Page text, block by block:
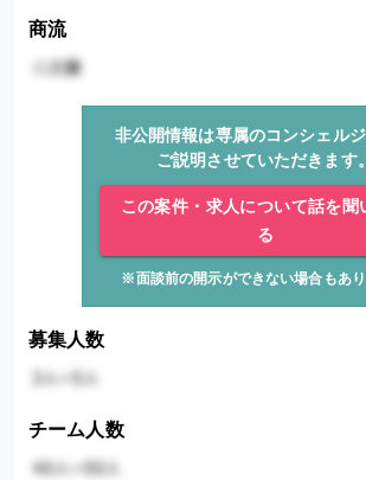
商流
非公開情報は専属のコンシェル
ご説明させていただきます。
この案件・求人について話を聞
る
※面談前の開示ができない場合もあり
募集人数
チーム人数